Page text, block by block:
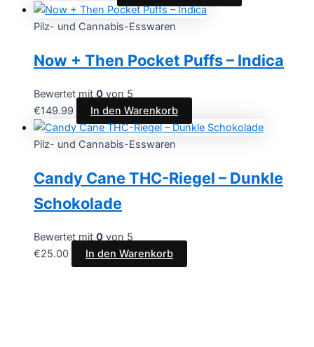
Pilz- und Cannabis-Esswaren
Now + Then Pocket Puffs – Indica
Bewertet mit 0 von 5
€149.99 In den Warenkorb
Pilz- und Cannabis-Esswaren
Candy Cane THC-Riegel – Dunkle
Schokolade
Bewertet mit 0 von 5
€25.00 In den Warenkorb